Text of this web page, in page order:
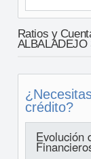
Ratios y
ALBALADEJO
crédito?
Evolución